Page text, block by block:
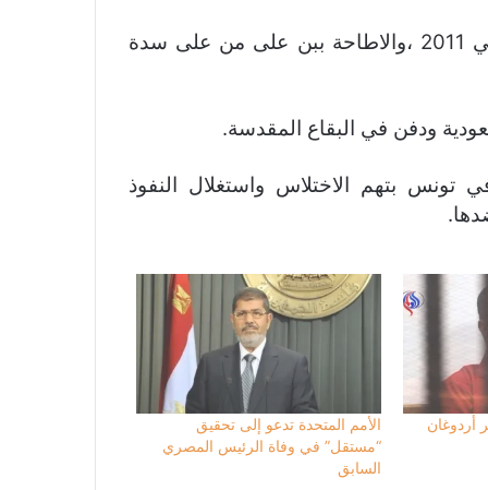
وقد مرّت قرابة العشرة سنوات منذ ثورة 14 جانفي 2011 ،والاطاحة ببن على من على سدة
ودفن في البقاع المقدسة.
تونس بتهم الاختلاس واستغلال النفوذ
أردوغان
الأمم المتحدة تدعو إلى تحقيق
“مستقل” في وفاة الرئيس المصري
السابق